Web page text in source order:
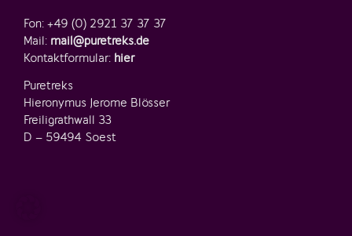
Fon: +49 (0) 2921 37 37 37
Mail: mail@puretreks.de
Kontaktformular: hier
Puretreks
Hieronymus Jerome Blösser
Freiligrathwall 33
D – 59494 Soest